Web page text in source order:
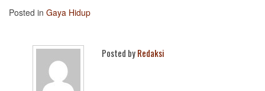
Posted in Gaya Hidup
Posted byRedaksi